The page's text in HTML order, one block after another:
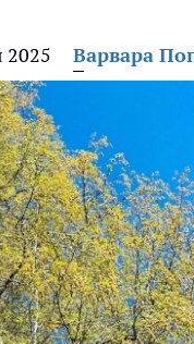
2025 Варвара